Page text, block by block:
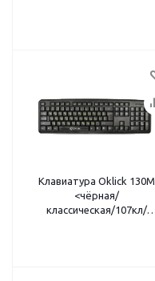
Клавиатура Oklick 130M
<чёрная/
классическая/107кл/